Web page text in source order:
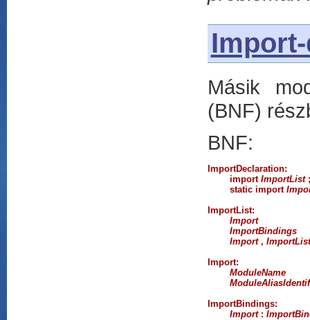
Másik
(BNF)
BNF:
ImportDeclaration:
import ImportList ;
static import
ImportList:
Import
ImportBindings
Import , ImportList
Import:
ModuleName
ImportBindings:
Import :